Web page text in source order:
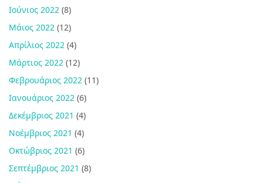
Ιούνιος 2022 (8)
Μάιος 2022 (12)
Απρίλιος 2022 (4)
Μάρτιος 2022 (12)
Φεβρουάριος 2022 (11)
Ιανουάριος 2022 (6)
Δεκέμβριος 2021 (4)
Νοέμβριος 2021 (4)
Οκτώβριος 2021 (6)
Σεπτέμβριος 2021 (8)